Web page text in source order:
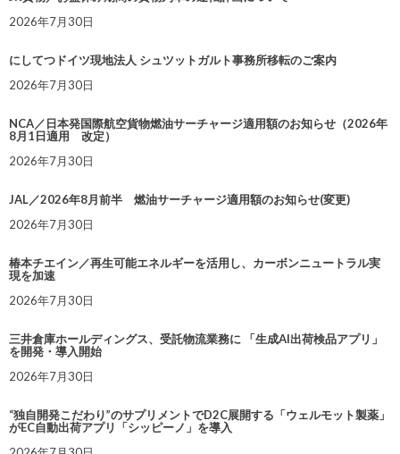
2026年7月30日
にしてつドイツ現地法人 シュツットガルト事務所移転のご案内
2026年7月30日
NCA／日本発国際航空貨物燃油サーチャージ適用額のお知らせ（2026年
8月1日適用 改定）
2026年7月30日
JAL／2026年8月前半 燃油サーチャージ適用額のお知らせ(変更)
2026年7月30日
椿本チエイン／再生可能エネルギーを活用し、カーボンニュートラル実
現を加速
2026年7月30日
三井倉庫ホールディングス、受託物流業務に 「生成AI出荷検品アプリ」
を開発・導入開始
2026年7月30日
“独自開発こだわり”のサプリメントでD2C展開する「ウェルモット製薬」
がEC自動出荷アプリ「シッピーノ」を導入